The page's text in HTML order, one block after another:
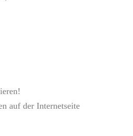
auf der Internetseite